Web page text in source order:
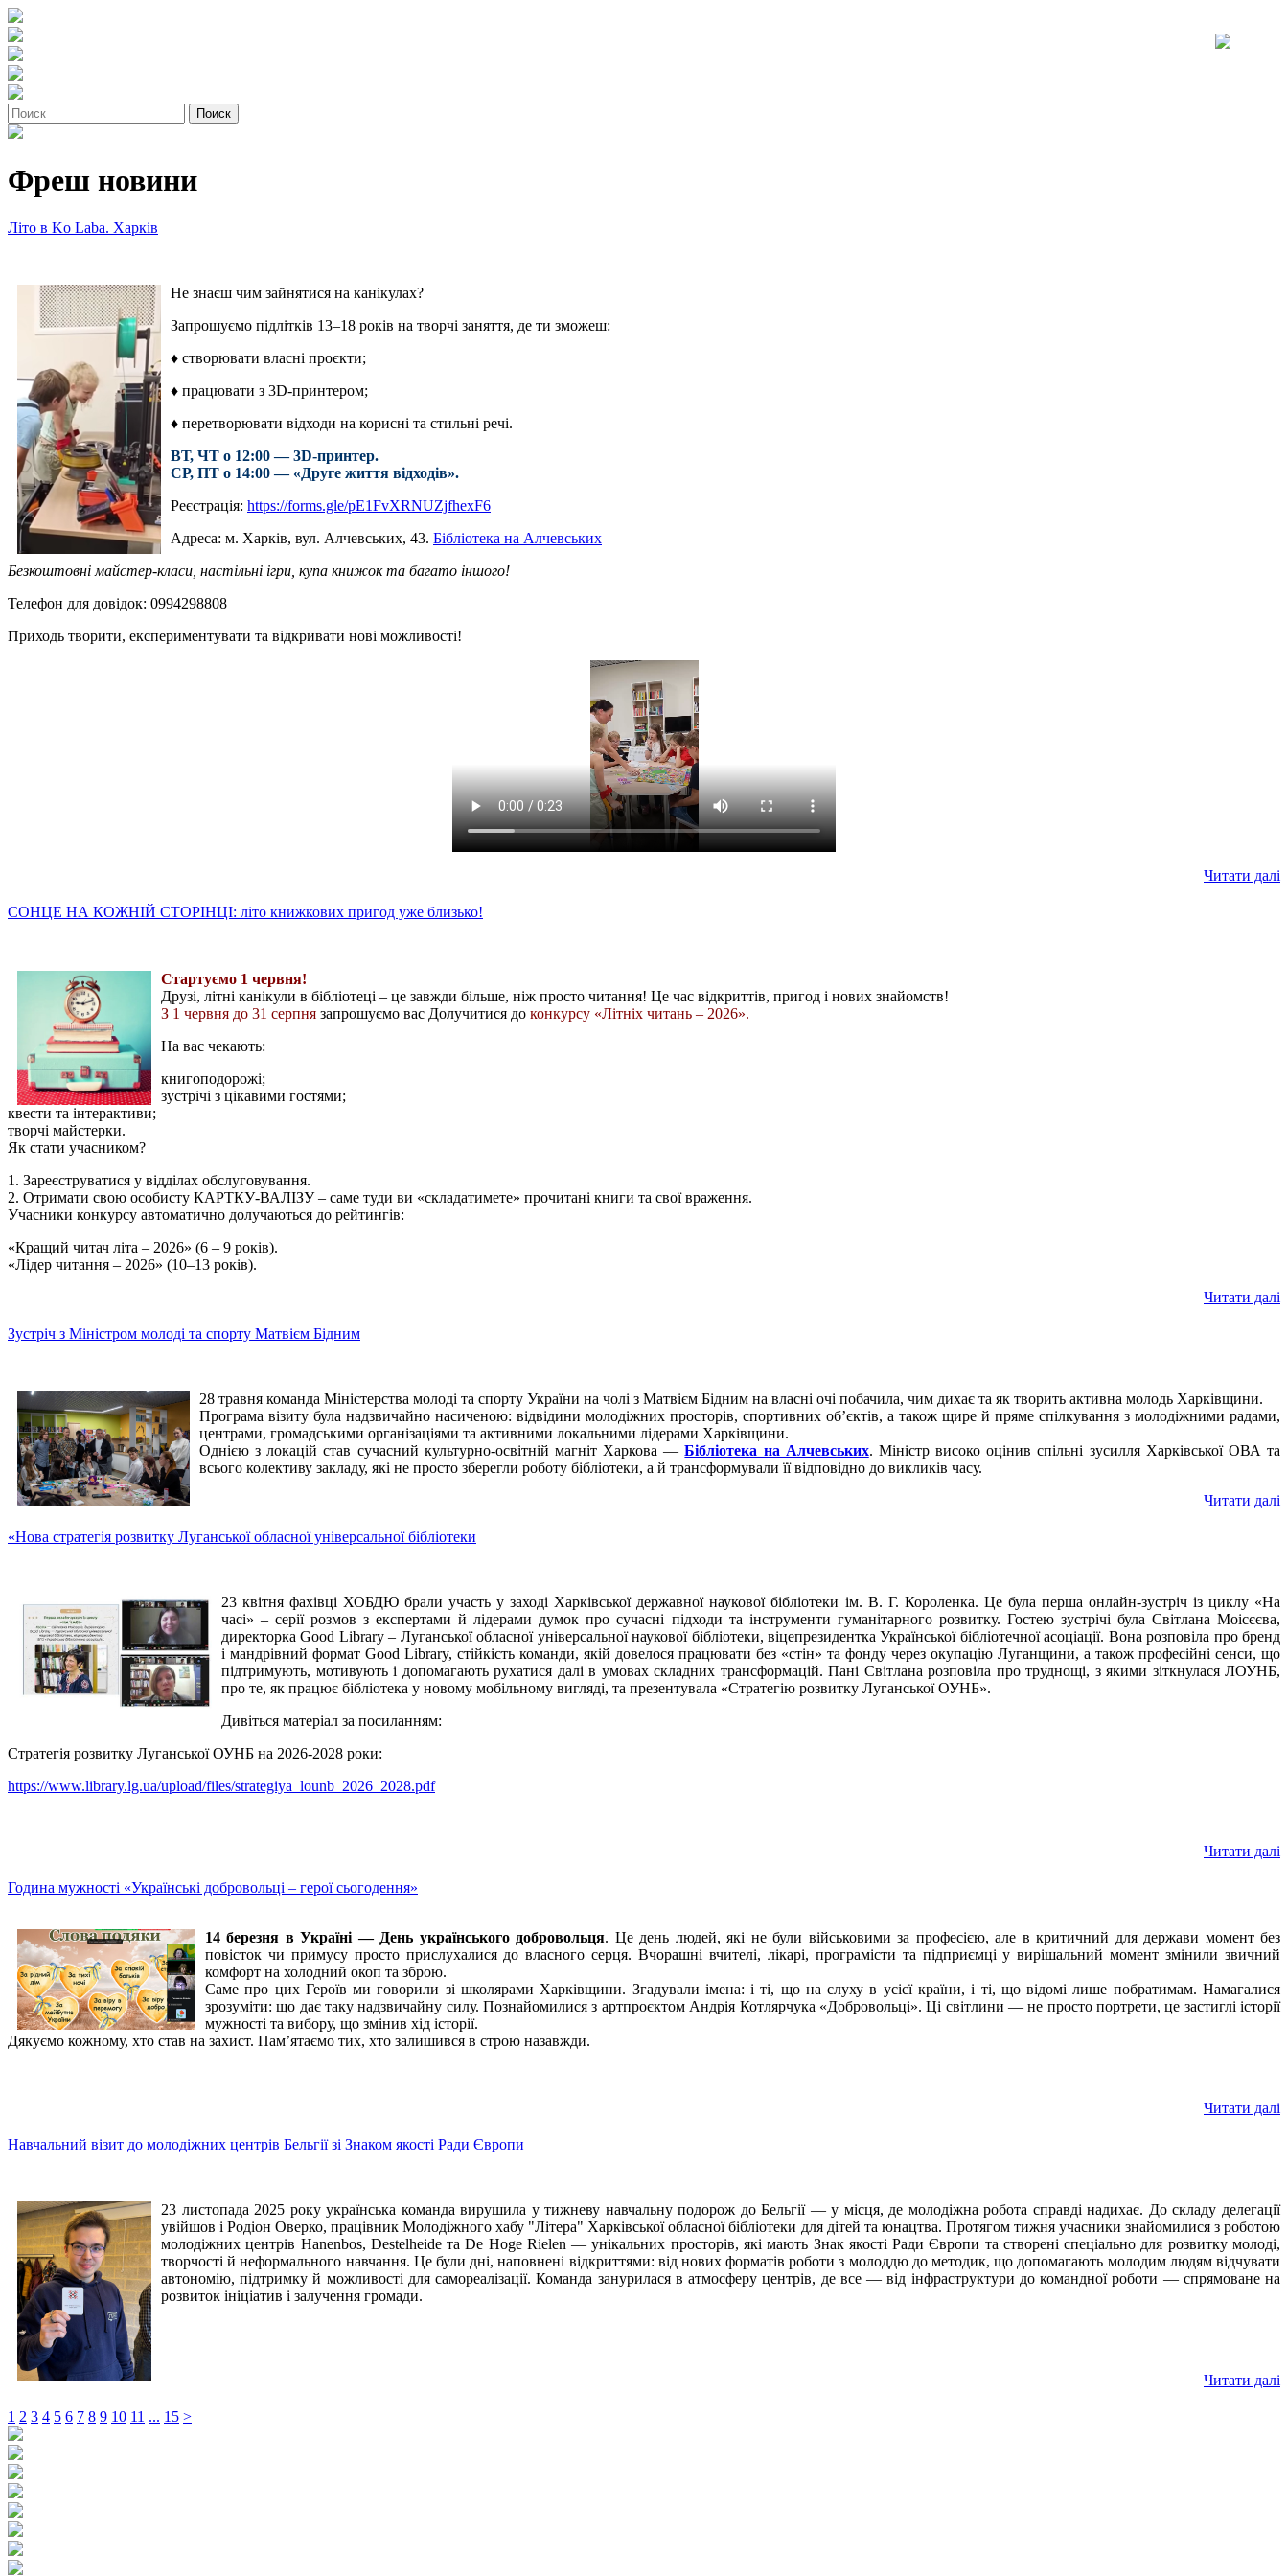
Фреш новини
Літо в Ko Laba. Харків
Не знаєш чим зайнятися на канікулах?
Запрошуємо підлітків 13–18 років на творчі заняття, де ти зможеш:
♦ створювати власні проєкти;
♦ працювати з 3D-принтером;
♦ перетворювати відходи на корисні та стильні речі.
ВТ, ЧТ о 12:00 — 3D-принтер.
СР, ПТ о 14:00 — «Друге життя відходів».
Реєстрація: https://forms.gle/pE1FvXRNUZjfhexF6
Адреса: м. Харків, вул. Алчевських, 43. Бібліотека на Алчевських
Безкоштовні майстер-класи, настільні ігри, купа книжок та багато іншого!
Телефон для довідок: 0994298808
Приходь творити, експериментувати та відкривати нові можливості!
Читати далі
СОНЦЕ НА КОЖНІЙ СТОРІНЦІ: літо книжкових пригод уже близько!
Стартуємо 1 червня!
Друзі, літні канікули в бібліотеці – це завжди більше, ніж просто читання! Це час відкриттів, пригод і нових знайомств!
З 1 червня до 31 серпня запрошуємо вас Долучитися до конкурсу «Літніх читань – 2026».
На вас чекають:
книгоподорожі;
зустрічі з цікавими гостями;
квести та інтерактиви;
творчі майстерки.
Як стати учасником?
1. Зареєструватися у відділах обслуговування.
2. Отримати свою особисту КАРТКУ-ВАЛІЗУ – саме туди ви «складатимете» прочитані книги та свої враження.
Учасники конкурсу автоматично долучаються до рейтингів:
«Кращий читач літа – 2026» (6 – 9 років).
«Лідер читання – 2026» (10–13 років).
Читати далі
Зустріч з Міністром молоді та спорту Матвієм Бідним
28 травня команда Міністерства молоді та спорту України на чолі з Матвієм Бідним на власні очі побачила, чим дихає та як творить активна молодь Харківщини.
Програма візиту була надзвичайно насиченою: відвідини молодіжних просторів, спортивних об’єктів, а також щире й пряме спілкування з молодіжними радами,
центрами, громадськими організаціями та активними локальними лідерами Харківщини.
Однією з локацій став сучасний культурно-освітній магніт Харкова —Бібліотека на Алчевських. Міністр високо оцінив спільні зусилля Харківської ОВА та
всього колективу закладу, які не просто зберегли роботу бібліотеки, а й трансформували її відповідно до викликів часу.
Читати далі
«Нова стратегія розвитку Луганської обласної універсальної бібліотеки
23 квітня фахівці ХОБДЮ брали участь у заході Харківської державної наукової бібліотеки ім. В. Г. Короленка. Це була перша онлайн-зустріч із циклу «На
часі» – серії розмов з експертами й лідерами думок про сучасні підходи та інструменти гуманітарного розвитку. Гостею зустрічі була Світлана Моісєєва,
директорка Good Library – Луганської обласної універсальної наукової бібліотеки, віцепрезидентка Української бібліотечної асоціації. Вона розповіла про бренд
і мандрівний формат Good Library, стійкість команди, якій довелося працювати без «стін» та фонду через окупацію Луганщини, а також професійні сенси, що
підтримують, мотивують і допомагають рухатися далі в умовах складних трансформацій. Пані Світлана розповіла про труднощі, з якими зіткнулася ЛОУНБ,
про те, як працює бібліотека у новому мобільному вигляді, та презентувала «Стратегію розвитку Луганської ОУНБ».
Дивіться матеріал за посиланням:
Стратегія розвитку Луганської ОУНБ на 2026-2028 роки:
https://www.library.lg.ua/upload/files/strategiya_lounb_2026_2028.pdf
Читати далі
Година мужності «Українські добровольці – герої сьогодення»
14 березня в Україні — День українського добровольця. Це день людей, які не були військовими за професією, але в критичний для держави момент без
повісток чи примусу просто прислухалися до власного серця. Вчорашні вчителі, лікарі, програмісти та підприємці у вирішальний момент змінили звичний
комфорт на холодний окоп та зброю.
Саме про цих Героїв ми говорили зі школярами Харківщини. Згадували імена: і ті, що на слуху в усієї країни, і ті, що відомі лише побратимам. Намагалися
зрозуміти: що дає таку надзвичайну силу. Познайомилися з артпроєктом Андрія Котлярчука «Добровольці». Ці світлини — не просто портрети, це застиглі історії
мужності та вибору, що змінив хід історії.
Дякуємо кожному, хто став на захист. Пам’ятаємо тих, хто залишився в строю назавжди.
Читати далі
Навчальний візит до молодіжних центрів Бельгії зі Знаком якості Ради Європи
23 листопада 2025 року українська команда вирушила у тижневу навчальну подорож до Бельгії — у місця, де молодіжна робота справді надихає. До складу делегації
увійшов і Родіон Оверко, працівник Молодіжного хабу "Літера" Харківської обласної бібліотеки для дітей та юнацтва. Протягом тижня учасники знайомилися з роботою
молодіжних центрів Hanenbos, Destelheide та De Hoge Rielen — унікальних просторів, які мають Знак якості Ради Європи та створені спеціально для розвитку молоді,
творчості й неформального навчання. Це були дні, наповнені відкриттями: від нових форматів роботи з молоддю до методик, що допомагають молодим людям відчувати
автономію, підтримку й можливості для самореалізації. Команда занурилася в атмосферу центрів, де все — від інфраструктури до командної роботи — спрямоване на
розвиток ініціатив і залучення громади.
Читати далі
1 2 3 4 5 6 7 8 9 10 11 ... 15 >